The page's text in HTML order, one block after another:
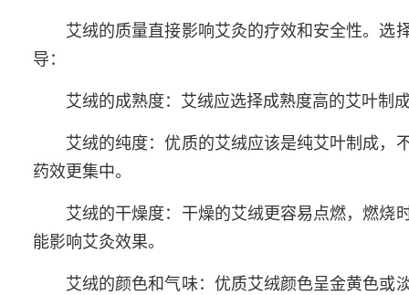
艾绒的质量直接影响艾灸的疗效和安全性。选
导：
艾绒的成熟度：艾绒应选择成熟度高的艾叶制
艾绒的纯度：优质的艾绒应该是纯艾叶制成，
药效更集中。
艾绒的干燥度：干燥的艾绒更容易点燃，燃烧
能影响艾灸效果。
艾绒的颜色和气味：优质艾绒颜色呈金黄色或